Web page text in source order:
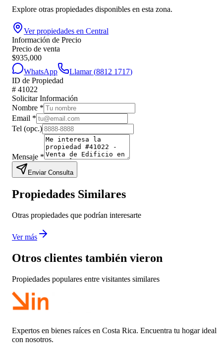
Explore otras propiedades disponibles en esta zona.
Ver propiedades en Central
Información de Precio
Precio de venta
$935,000
WhatsApp
Llamar (8812 1717)
ID de Propiedad
# 41022
Solicitar Información
Nombre *
Email *
Tel (opc.)
Mensaje *
Enviar Consulta
Propiedades Similares
Otras propiedades que podrían interesarte
Ver más
Otros clientes también vieron
Propiedades populares entre visitantes similares
Expertos en bienes raíces en Costa Rica. Encuentra tu hogar ideal
con nosotros.